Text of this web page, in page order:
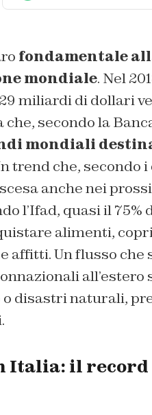
fondamentale
mondiale. Nel
miliardi di dollari
secondo la
mondiali
trend che, secondo
anche nei
l’Ifad, quasi il
alimenti,
affitti. Un flusso
disastri naturali,
Italia: il